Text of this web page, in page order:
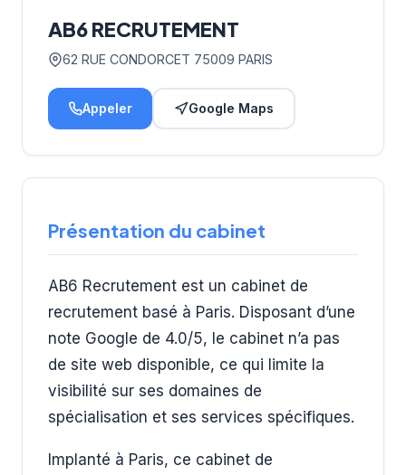
AB6 RECRUTEMENT
62 RUE CONDORCET 75009 PARIS
Appeler Google Maps
Présentation du cabinet
AB6 Recrutement est un cabinet de
recrutement basé à Paris. Disposant d’une
note Google de 4.0/5, le cabinet n’a pas
de site web disponible, ce qui limite la
visibilité sur ses domaines de
spécialisation et ses services spécifiques.
Implanté à Paris, ce cabinet de